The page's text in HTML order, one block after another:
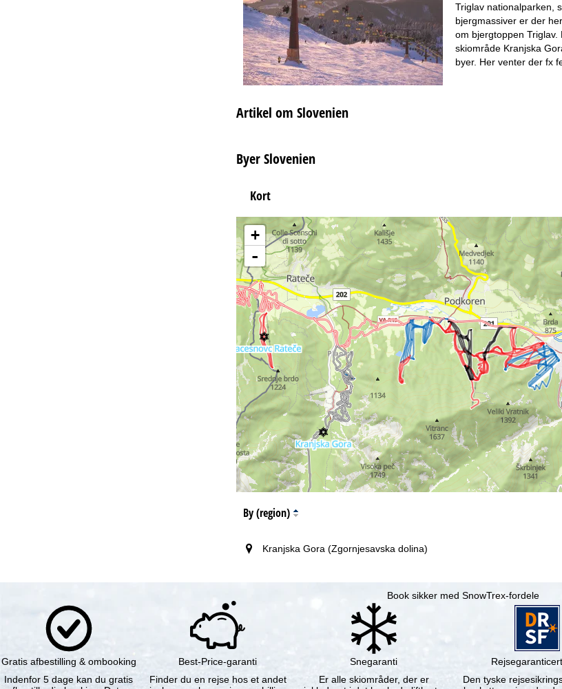
Triglav nationalparken,
bjergmassiver er der
om bjergtoppen
skiområde Kranjska
byer. Her venter der fx
Artikel om Slovenien
Byer Slovenien
Kort
+
-
By (region)
Kranjska Gora (Zgornjesavska dolina)
Book sikker med SnowTrex-fordele
Gratis afbestilling & ombooking
Indenfor 5 dage kan du gratis
Best-Price-garanti
Finder du en rejse hos et andet
Snegaranti
Er alle skiområder, der er
Den tyske